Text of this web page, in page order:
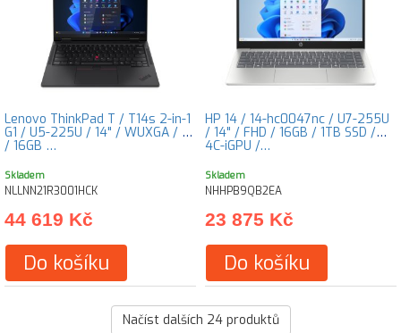
Lenovo ThinkPad T / T14s 2-in-1
G1 / U5-225U / 14" / WUXGA / T
/ 16GB …
Skladem
NLLNN21R3001HCK
44 619 Kč
Do košíku
HP 14 / 14-hc0047nc / U7-255U
/ 14" / FHD / 16GB / 1TB SSD /
4C-iGPU /…
Skladem
NHHPB9QB2EA
23 875 Kč
Do košíku
Načíst dalších 24produktů